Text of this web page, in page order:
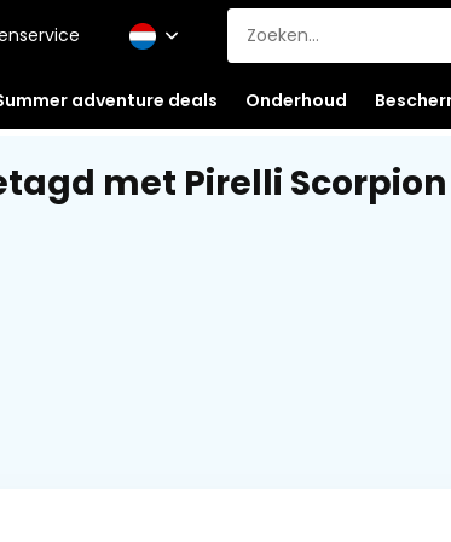
adventure deals Onderhoud
met Pirelli Scorpion